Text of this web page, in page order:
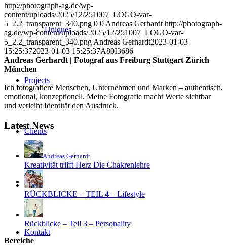
Uniques
Projects
Clients
Blog
Kontakt
http://photograph-ag.de/wp-
content/uploads/2025/12/251007_LOGO-var-
5_2.2_transparent_340.png 0 0 Andreas Gerhardt http://photograph-
ag.de/wp-content/uploads/2025/12/251007_LOGO-var-
5_2.2_transparent_340.png Andreas Gerhardt2023-01-03
15:25:372023-01-03 15:25:37A80I3686
Andreas Gerhardt | Fotograf aus Freiburg Stuttgart Zürich
München
Ich fotografiere Menschen, Unternehmen und Marken – authentisch,
emotional, konzeptionell. Meine Fotografie macht Werte sichtbar
und verleiht Identität den Ausdruck.
Latest News
Andreas Gerhardt
Kreativität trifft Herz Die Chakrenlehre
RÜCKBLICKE – TEIL 4 – Lifestyle
Rückblicke – Teil 3 – Personality
Bereiche